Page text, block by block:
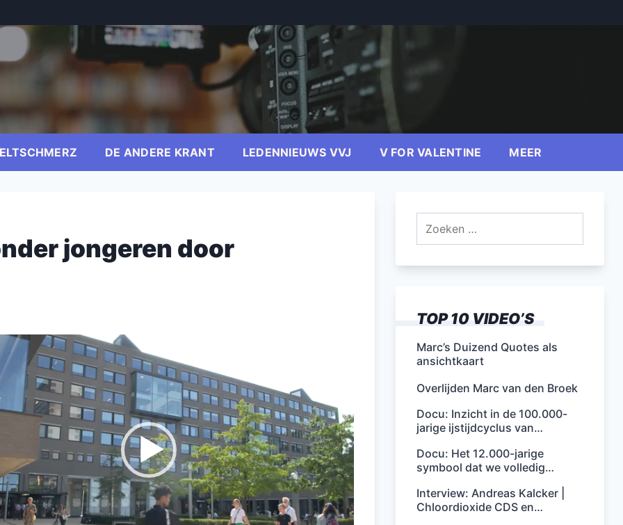
DE ANDERE KRANT LEDENNIEUWS VVJ V FOR VALENTINE MEER
jongeren door
TOP 10 VIDEO’S
Marc’s Duizend Quotes als
ansichtkaart
Overlijden Marc van den Broek
Docu: Inzicht in de 100.000-
jarige ijstijdcyclus van…
Docu: Het 12.000-jarige
symbool dat we volledig…
Interview: Andreas Kalcker |
Chloordioxide CDS en…